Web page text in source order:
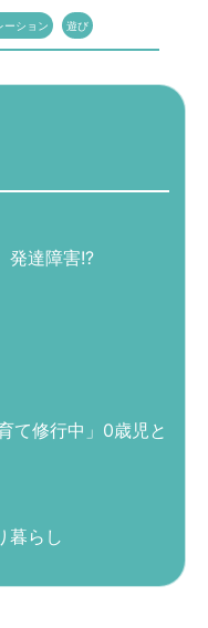
ーション 遊び
発達障害!?
て修行中」0歳児と
暮らし